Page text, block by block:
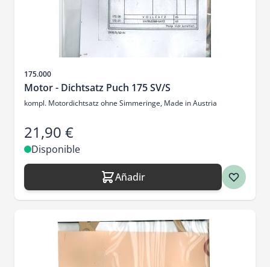
SKU
175.000
Motor - Dichtsatz Puch 175 SV/S
kompl. Motordichtsatz ohne Simmeringe, Made in Austria
21,90 €
Disponible
Añadir